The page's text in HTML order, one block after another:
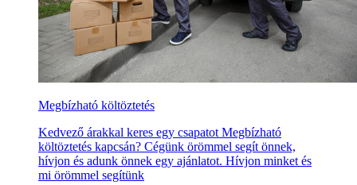
Megbízható költöztetés
Kedvező árakkal keres egy csapatot Megbízható
költöztetés kapcsán? Cégünk örömmel segít önnek,
hívjon és adunk önnek egy ajánlatot. Hívjon minket és
mi örömmel segítünk